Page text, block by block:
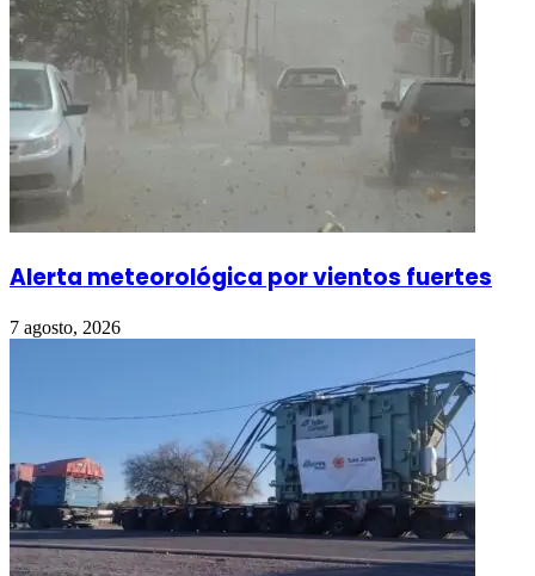
Alerta meteorológica por vientos fuertes
7 agosto, 2026